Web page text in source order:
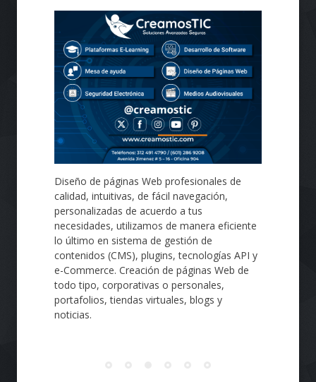
Diseño de páginas Web profesionales de
calidad, intuitivas, de fácil navegación,
personalizadas de acuerdo a tus
necesidades, utilizamos de manera eficiente
lo último en sistema de gestión de
contenidos (CMS), plugins, tecnologías API y
e-Commerce. Creación de páginas Web de
todo tipo, corporativas o personales,
portafolios, tiendas virtuales, blogs y
noticias.